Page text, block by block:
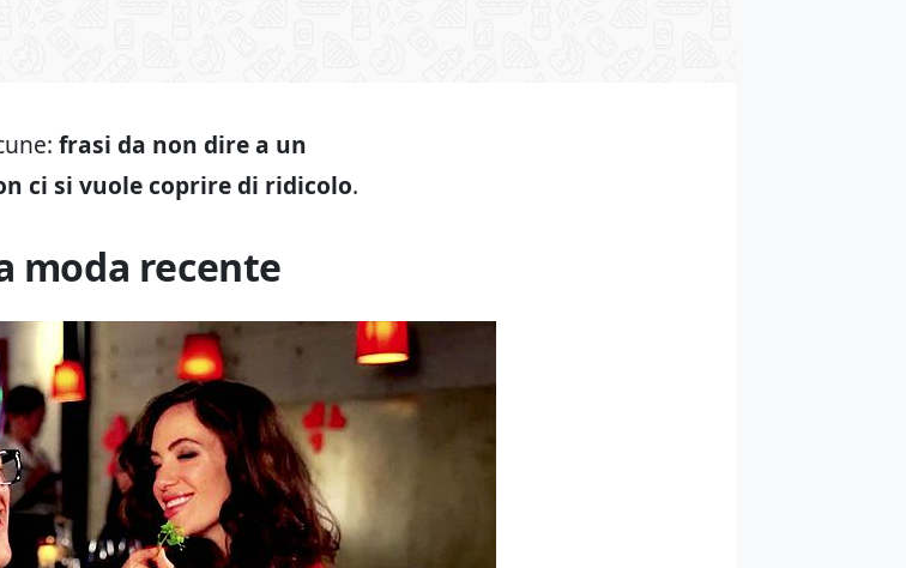
frasi da non dire a un
ci si vuole coprire di ridicolo.
moda recente